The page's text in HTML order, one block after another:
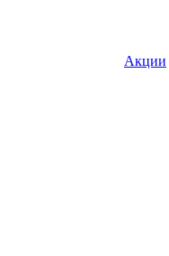
Акции